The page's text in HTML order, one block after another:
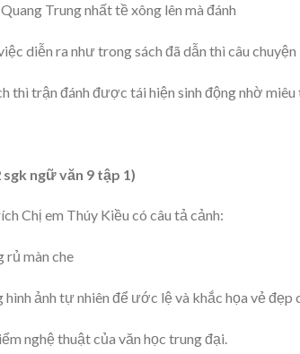
Trung nhất tề xông lên mà đánh
diễn ra như trong sách đã dẫn thì câu
thì trận đánh được tái hiện sinh động nhờ miêu
ngữ văn 9 tập 1)
Chị em Thúy Kiều có câu tả cảnh:
rủ màn che
hình ảnh tự nhiên để ước lệ và khắc họa vẻ đẹp
nghệ thuật của văn học trung đại.